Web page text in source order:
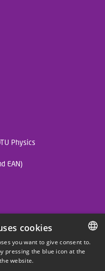
Physics
EAN)
DANISH
cookies
you want to give consent to.
pressing the blue icon at the
website.